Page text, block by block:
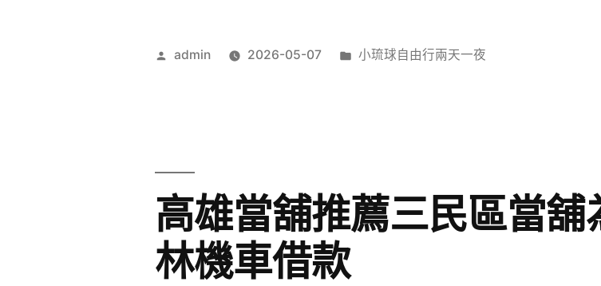
作
admin 2026-05-07
分
小琉球自由行兩天一夜
高雄當舖推薦三民區當
林機車借款